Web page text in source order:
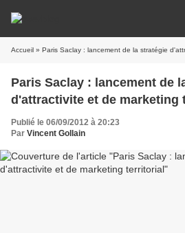
Accueil » Paris Saclay : lancement de la stratégie
Paris Saclay : lancement de
d'attractivite et de marketing
Publié le 06/09/2012 à 20:23
Par Vincent Gollain